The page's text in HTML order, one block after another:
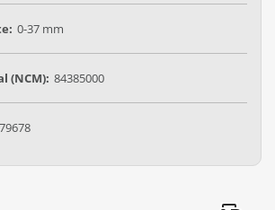
0-37 mm
(NCM): 84385000